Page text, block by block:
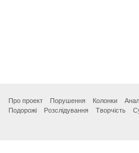
Про проект Порушення Колонки
Подорожі
Розслідування Творчість